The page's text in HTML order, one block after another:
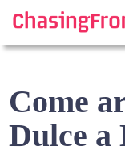
content
Come
Dulce a